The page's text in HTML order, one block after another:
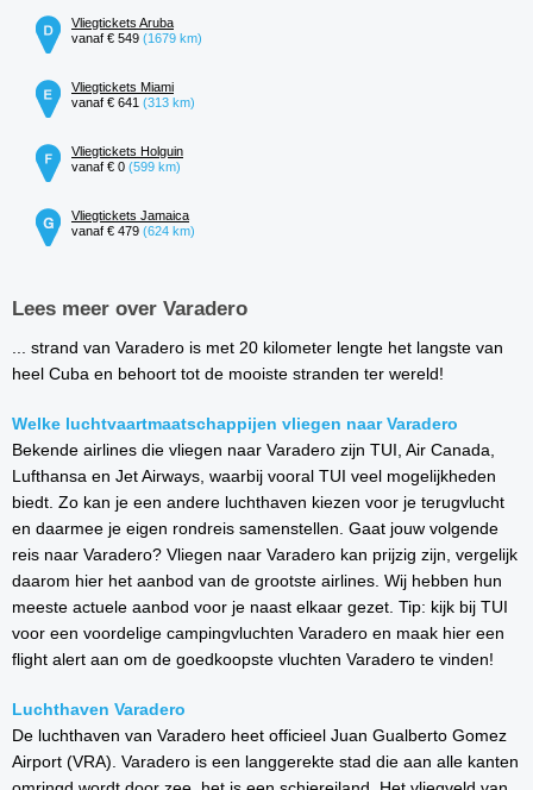
Vliegtickets Aruba
vanaf € 549 (1679 km)
Vliegtickets Miami
vanaf € 641 (313 km)
Vliegtickets Holguin
vanaf € 0 (599 km)
Vliegtickets Jamaica
vanaf € 479 (624 km)
Lees meer over Varadero
... strand van Varadero is met 20 kilometer lengte het langste van
heel Cuba en behoort tot de mooiste stranden ter wereld!
Welke luchtvaartmaatschappijen vliegen naar Varadero
Bekende airlines die vliegen naar Varadero zijn TUI, Air Canada,
Lufthansa en Jet Airways, waarbij vooral TUI veel mogelijkheden
biedt. Zo kan je een andere luchthaven kiezen voor je terugvlucht
en daarmee je eigen rondreis samenstellen. Gaat jouw volgende
reis naar Varadero? Vliegen naar Varadero kan prijzig zijn, vergelijk
daarom hier het aanbod van de grootste airlines. Wij hebben hun
meeste actuele aanbod voor je naast elkaar gezet. Tip: kijk bij TUI
voor een voordelige campingvluchten Varadero en maak hier een
flight alert aan om de goedkoopste vluchten Varadero te vinden!
Luchthaven Varadero
De luchthaven van Varadero heet officieel Juan Gualberto Gomez
Airport (VRA). Varadero is een langgerekte stad die aan alle kanten